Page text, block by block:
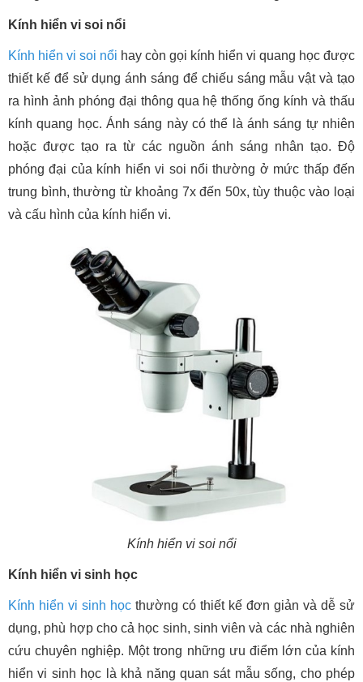
Kính hiển vi soi nổi
Kính hiển vi soi nổi hay còn gọi kính hiển vi quang học được
thiết kế để sử dụng ánh sáng để chiếu sáng mẫu vật và tạo
ra hình ảnh phóng đại thông qua hệ thống ống kính và thấu
kính quang học. Ánh sáng này có thể là ánh sáng tự nhiên
hoặc được tạo ra từ các nguồn ánh sáng nhân tạo. Độ
phóng đại của kính hiển vi soi nổi thường ở mức thấp đến
trung bình, thường từ khoảng 7x đến 50x, tùy thuộc vào loại
và cấu hình của kính hiển vi.
Kính hiển vi soi nổi
Kính hiển vi sinh học
Kính hiển vi sinh học thường có thiết kế đơn giản và dễ sử
dụng, phù hợp cho cả học sinh, sinh viên và các nhà nghiên
cứu chuyên nghiệp. Một trong những ưu điểm lớn của kính
hiển vi sinh học là khả năng quan sát mẫu sống, cho phép